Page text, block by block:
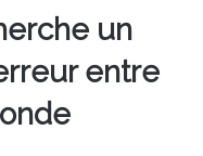
un
entre